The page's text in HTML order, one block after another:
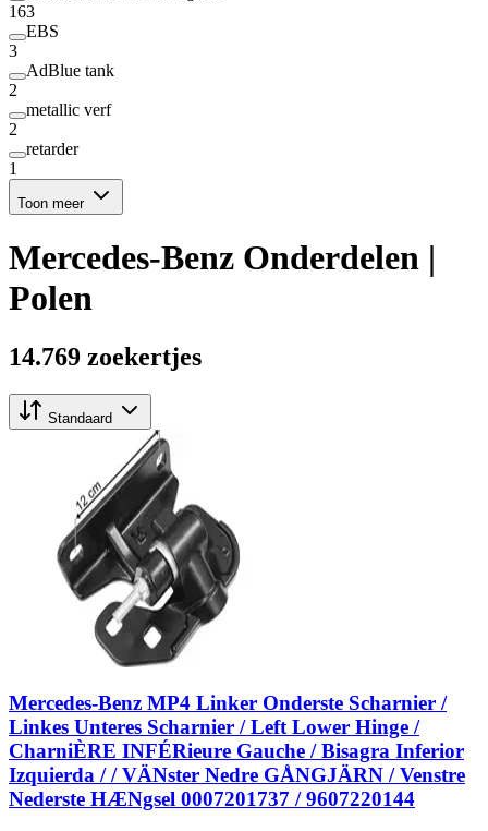
163
EBS
3
AdBlue tank
2
metallic verf
2
retarder
1
Toon meer
Mercedes-Benz Onderdelen |
Polen
14.769 zoekertjes
Standaard
Mercedes-Benz MP4 Linker Onderste Scharnier /
Linkes Unteres Scharnier / Left Lower Hinge /
CharniÈRE INFÉRieure Gauche / Bisagra Inferior
Izquierda / / VÄNster Nedre GÅNGJÄRN / Venstre
Nederste HÆNgsel 0007201737 / 9607220144